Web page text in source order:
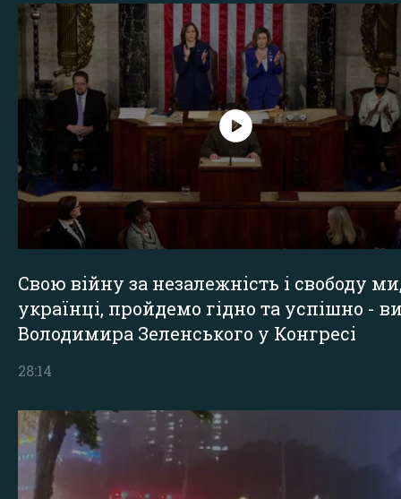
Свою війну за незалежність і свободу
українці, пройдемо гідно та успішно -
Володимира Зеленського у Конгресі
28:14